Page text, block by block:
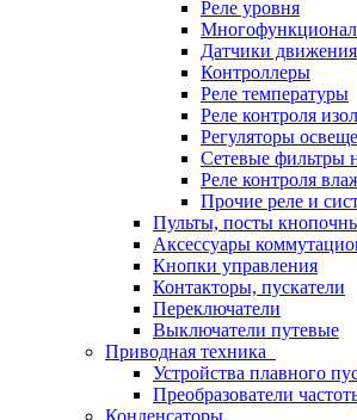
Реле уровня
Датчики движения
Контроллеры
Реле температуры
Реле контроля
Регуляторы
Сетевые фильтры
Реле контроля
Прочие реле и
Пульты, посты
Аксессуары
Кнопки управления
Контакторы, пускатели
Переключатели
Выключатели путевые
Приводная техника
Устройства плавного
Преобразователи
Конденсаторы